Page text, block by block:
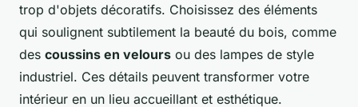
trop d'objets décoratifs. Choisissez des éléments
qui soulignent subtilement la beauté du bois, comme
des coussins en velours ou des lampes de style
industriel. Ces détails peuvent transformer votre
intérieur en un lieu accueillant et esthétique.